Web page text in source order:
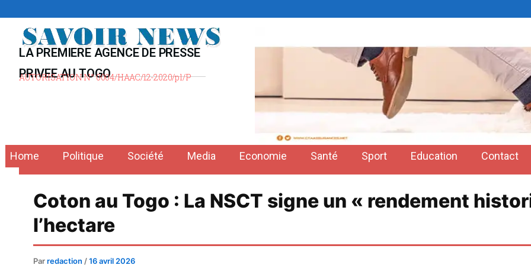
contenu
LA PREMIERE AGENCE DE PRESSE
PRIVEE AU TOGO
AUTORISATION N° 0004/HAAC/12-2020/pl/P
Home Politique Société Media Economie Santé Sport Education Contact
Coton au Togo : La NSCT signe un « rendement
l’hectare
Parredaction /16 avril 2026